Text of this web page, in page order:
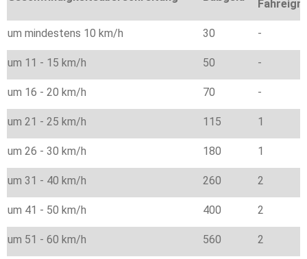
um mindestens 10 km/h 30 -
um 11 - 15 km/h 50 -
um 16 - 20 km/h 70 -
um 21 - 25 km/h 115 1
um 26 - 30 km/h 180 1
um 31 - 40 km/h 260 2
um 41 - 50 km/h 400 2
um 51 - 60 km/h 560 2